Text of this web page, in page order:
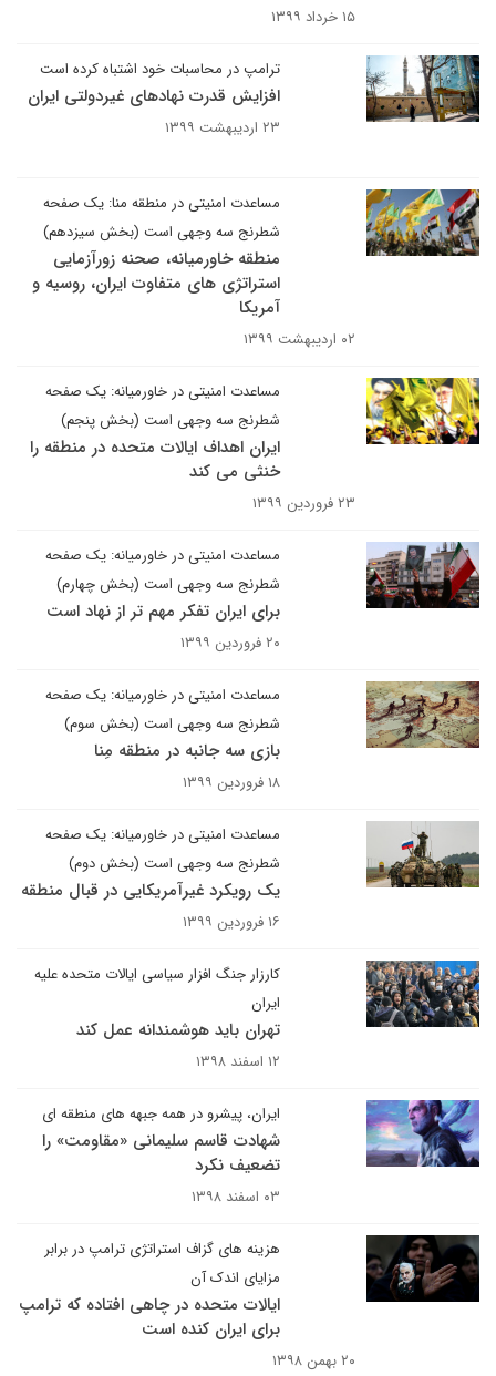
۱۵ خرداد ۱۳۹۹
ترامپ در محاسبات خود اشتباه کرده است
افزایش قدرت نهادهای غیردولتی ایران
۲۳ اردیبهشت ۱۳۹۹
مساعدت امنیتی در منطقه منا: یک صفحه
شطرنج سه وجهی است (بخش سیزدهم)
منطقه خاورمیانه، صحنه زورآزمایی
استراتژی های متفاوت ایران، روسیه و
آمریکا
۰۲ اردیبهشت ۱۳۹۹
مساعدت امنیتی در خاورمیانه: یک صفحه
شطرنج سه وجهی است (بخش پنجم)
ایران اهداف ایالات متحده در منطقه را
خنثی می کند
۲۳ فروردین ۱۳۹۹
مساعدت امنیتی در خاورمیانه: یک صفحه
شطرنج سه وجهی است (بخش چهارم)
برای ایران تفکر مهم تر از نهاد است
۲۰ فروردین ۱۳۹۹
مساعدت امنیتی در خاورمیانه: یک صفحه
شطرنج سه وجهی است (بخش سوم)
بازی سه جانبه در منطقه مِنا
۱۸ فروردین ۱۳۹۹
مساعدت امنیتی در خاورمیانه: یک صفحه
شطرنج سه وجهی است (بخش دوم)
یک رویکرد غیرآمریکایی در قبال منطقه
۱۶ فروردین ۱۳۹۹
کارزار جنگ افزار سیاسی ایالات متحده علیه
ایران
تهران باید هوشمندانه عمل کند
۱۲ اسفند ۱۳۹۸
ایران، پیشرو در همه جبهه های منطقه ای
شهادت قاسم سلیمانی «مقاومت» را
تضعیف نکرد
۰۳ اسفند ۱۳۹۸
هزینه های گزاف استراتژی ترامپ در برابر
مزایای اندک آن
ایالات متحده در چاهی افتاده که ترامپ
برای ایران کنده است
۲۰ بهمن ۱۳۹۸